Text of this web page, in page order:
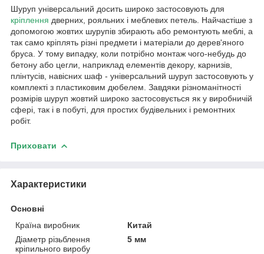
Шуруп універсальний досить широко застосовують для
кріплення дверних, рояльних і меблевих петель. Найчастіше з
допомогою жовтих шурупів збирають або ремонтують меблі, а
так само кріплять різні предмети і матеріали до дерев'яного
бруса. У тому випадку, коли потрібно монтаж чого-небудь до
бетону або цегли, наприклад елементів декору, карнизів,
плінтусів, навісних шаф - універсальний шуруп застосовують у
комплекті з пластиковим дюбелем. Завдяки різноманітності
розмірів шуруп жовтий широко застосовується як у виробничій
сфері, так і в побуті, для простих будівельних і ремонтних
робіт.
Приховати
Характеристики
Основні
Країна виробник
Китай
Діаметр різьблення
кріпильного виробу
5 мм